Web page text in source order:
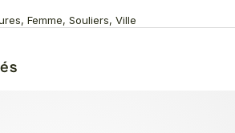
Femme, Souliers, Ville